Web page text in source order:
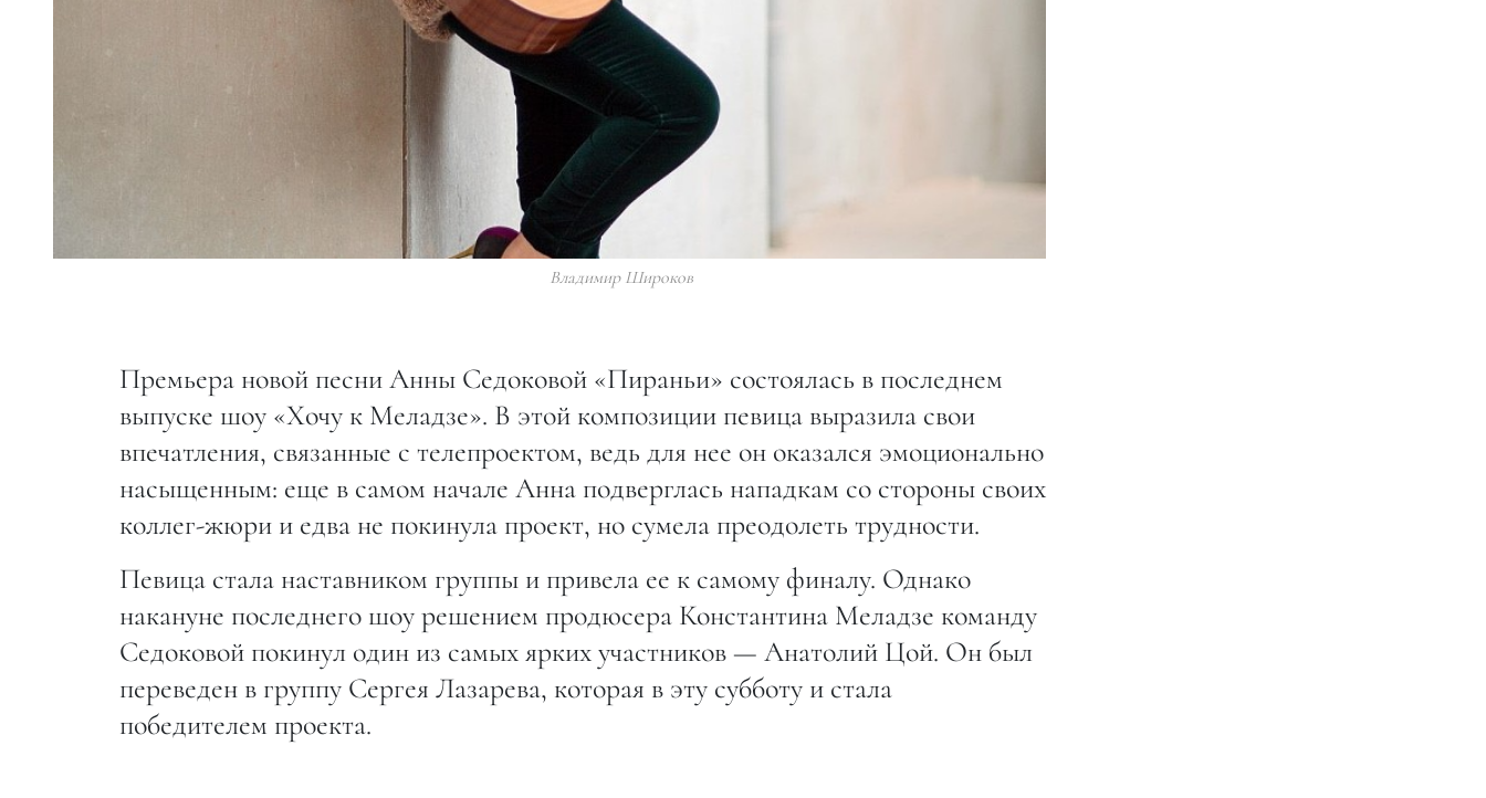
Владимир Широков
Премьера новой песни Анны Седоковой «Пираньи» состоялась в последнем
выпуске шоу «Хочу к Меладзе». В этой композиции певица выразила свои
впечатления, связанные с телепроектом, ведь для нее он оказался эмоционально
насыщенным: еще в самом начале Анна подверглась нападкам со стороны своих
коллег-жюри и едва не покинула проект, но сумела преодолеть трудности.
Певица стала наставником группы и привела ее к самому финалу. Однако
накануне последнего шоу решением продюсера Константина Меладзе команду
Седоковой покинул один из самых ярких участников — Анатолий Цой. Он был
переведен в группу Сергея Лазарева, которая в эту субботу и стала
победителем проекта.